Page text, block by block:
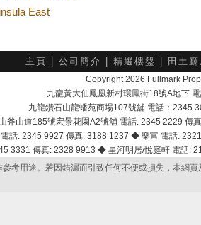
East
主頁 公司簡介 精選樓盤 田土
Copyright 2026 Fullmark
九龍黃大仙鳳凰新村環鳳街18號A地下
九龍鑽石山龍蟠苑商場107號舖 電話：2345
斧山道185號宏景花園A2號舖 電話: 2345 2229
話: 2345 9927 傳真: 3188 1237 ◆ 樂富 電話:
3331 傳真: 2328 9913 ◆ 星河明居/悅庭軒 電話
考用途。若因錯漏而引致任何不便或損失，本網